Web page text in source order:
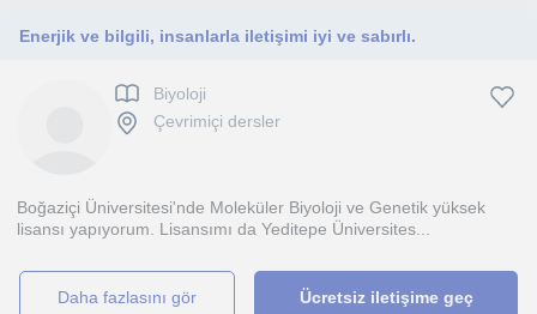
Enerjik ve bilgili, insanlarla iletişimi iyi ve sabırlı.
Biyoloji
Çevrimiçi dersler
Boğaziçi Üniversitesi'nde Moleküler Biyoloji ve Genetik yüksek
lisansı yapıyorum. Lisansımı da Yeditepe Üniversites...
daha fazlasını gör Ücretsiz iletişime geç